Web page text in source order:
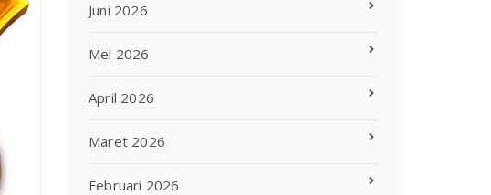
Juni 2026
Mei 2026
April 2026
Maret 2026
Februari 2026